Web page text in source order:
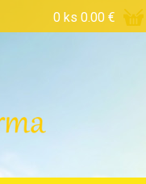
0 ks 0.00 €